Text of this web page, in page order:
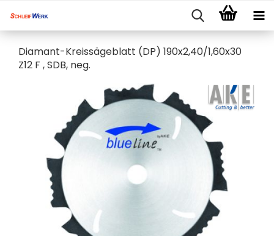
Diamant-Kreissägeblatt (DP) 190x2,40/1,60x30
Z12 F , SDB, neg.